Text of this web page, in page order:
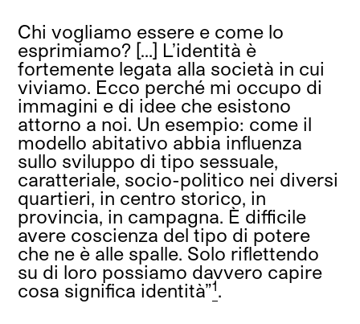
Chi vogliamo essere e come lo
esprimiamo? […] L’identità è
fortemente legata alla società in cui
viviamo. Ecco perché mi occupo di
immagini e di idee che esistono
attorno a noi. Un esempio: come il
modello abitativo abbia influenza
sullo sviluppo di tipo sessuale,
caratteriale, socio-politico nei diversi
quartieri, in centro storico, in
provincia, in campagna. È difficile
avere coscienza del tipo di potere
che ne è alle spalle. Solo riflettendo
su di loro possiamo davvero capire
cosa significa identità”1.